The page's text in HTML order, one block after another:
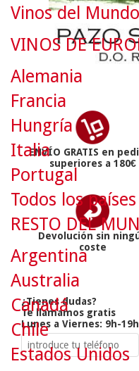
ENVÍO GRATIS en
superiores a 180€
Devolución sin
coste
¿Tienes dudas?
Te llamamos gratis
Lunes a Viernes: 9h-19h
Vinos del Mundo
VINOS DE
Alemania
Francia
Hungría
Italia
Portugal
Todos los países
RESTO DEL
Argentina
Australia
Canadá
Chile
Estados Unidos